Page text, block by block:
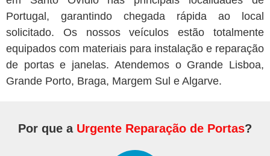
Portugal, garantindo chegada rápida ao local
solicitado. Os nossos veículos estão totalmente
equipados com materiais para instalação e reparação
de portas e janelas. Atendemos o Grande Lisboa,
Grande Porto, Braga, Margem Sul e Algarve.
Por que a Urgente Reparação de Portas?